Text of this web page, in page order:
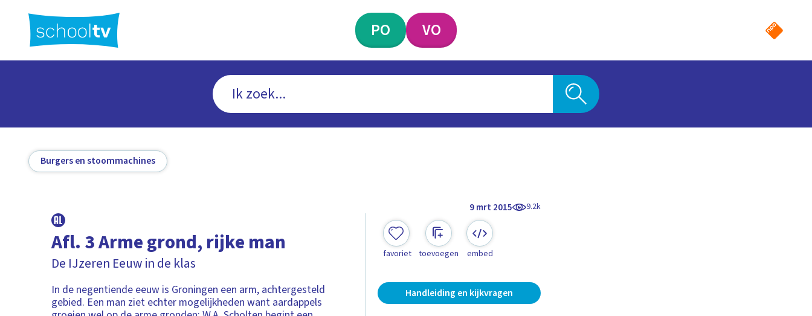
hoofdinhoud
PO VO
Burgers en stoommachines
9 mrt 2015 9.2k
Afl. 3 Arme grond, rijke man
De IJzeren Eeuw in de klas
In de negentiende eeuw is Groningen een arm, achtergesteld
gebied. Een man ziet echter mogelijkheden want aardappels
favoriet toevoegen embed
Handleiding en kijkvragen